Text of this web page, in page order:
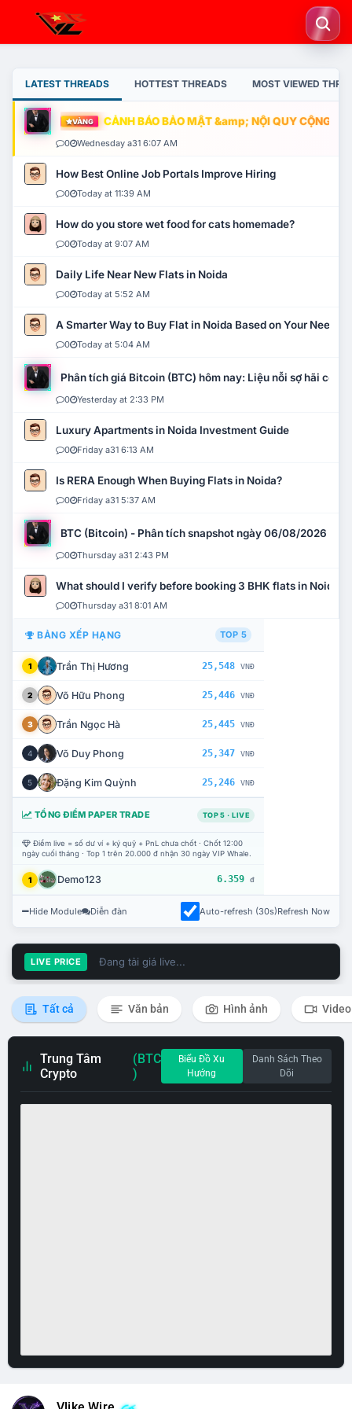
LATEST THREADS HOTTEST THREADS MOST VIEWED
VÀNG CẢNH BÁO BẢO MẬT &amp; NỘI QUY CỘNG
0 Wednesday a31 6:07 AM
How Best Online Job Portals Improve Hiring
0 Today at 11:39 AM
How do you store wet food for cats homemade?
0 Today at 9:07 AM
Daily Life Near New Flats in Noida
0 Today at 5:52 AM
A Smarter Way to Buy Flat in Noida Based on Your Needs
0 Today at 5:04 AM
Phân tích giá Bitcoin (BTC) hôm nay: Liệu nỗi sợ hãi có
0 Yesterday at 2:33 PM
Luxury Apartments in Noida Investment Guide
0 Friday a31 6:13 AM
Is RERA Enough When Buying Flats in Noida?
0 Friday a31 5:37 AM
BTC (Bitcoin) - Phân tích snapshot ngày 06/08/2026
0 Thursday a31 2:43 PM
What should I verify before booking 3 BHK flats in Noida?
0 Thursday a31 8:01 AM
BẢNG XẾP HẠNG TOP 5
1 Trần Thị Hương 25,548 VNĐ
2 Võ Hữu Phong 25,446 VNĐ
3 Trần Ngọc Hà 25,445 VNĐ
4 Võ Duy Phong 25,347 VNĐ
5 Đặng Kim Quỳnh 25,246 VNĐ
TỔNG ĐIỂM PAPER TRADE TOP 5 · LIVE
Điểm live = số dư ví + ký quỹ + PnL chưa chốt · Chốt 12:00
ngày cuối tháng · Top 1 trên 20.000 đ nhận 30 ngày VIP Whale.
1 Demo123 6.359 đ
Hide Module Diễn đàn Auto-refresh (30s)Refresh Now
LIVE PRICE Đang tải giá live...
Tất cả Văn bản Hình ảnh Video
Trung Tâm
Crypto
(BTC
)
Biểu Đồ Xu
Hướng
Danh Sách Theo
Dõi